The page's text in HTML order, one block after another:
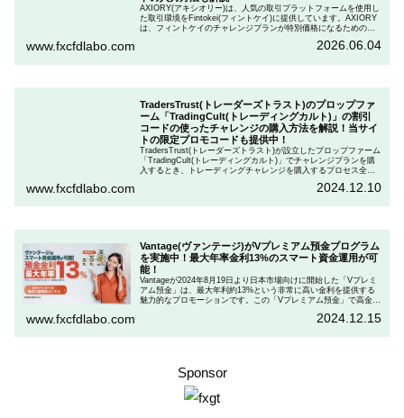
AXIORY(アキシオリー)は、人気の取引プラットフォームを使用し
た取引環境をFintokei(フィントケイ)に提供しています。AXIORY
は、フィントケイのチャレンジプランが特別価格になるためのク
ランを申し込むときのクーポンコードを入力して割引にする方法
www.fxcfdlabo.com 2026.06.04
TradersTrust(トレーダーズトラスト)のプロップファ
ーム「TradingCult(トレーディングカルト)」の割引
コードの使ったチャレンジの購入方法を解説！当サイ
トの限定プロモコードも提供中！
TradersTrust(トレーダーズトラスト)が設立したプロップファーム
「TradingCult(トレーディングカルト)」でチャレンジプランを購
入するとき、トレーディングチャレンジを購入するプロセス全体
ます。さらに、TradingCultがほぼ定期的に実施している割引コー
www.fxcfdlabo.com 2024.12.10
Vantage(ヴァンテージ)がVプレミアム預金プログラム
を実施中！最大年率金利13%のスマート資金運用が可
能！
Vantageが2024年8月19日より日本市場向けに開始した「Vプレミ
アム預金」は、最大年利約13%という非常に高い金利を提供する
魅力的なプロモーションです。この「Vプレミアム預金」で高金利
「Vプレミアム預金」を行いたい人は、この記事をしっかりと読ん
www.fxcfdlabo.com 2024.12.15
Sponsor